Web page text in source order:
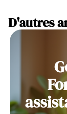
D'autres